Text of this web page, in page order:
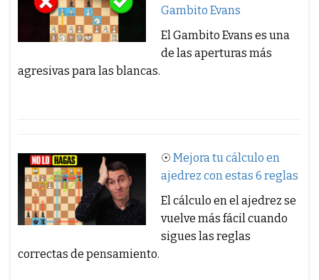
Gambito Evans
El Gambito Evans es una
de las aperturas más
agresivas para las blancas.
☉ Mejora tu cálculo en
ajedrez con estas 6 reglas
El cálculo en el ajedrez se
vuelve más fácil cuando
sigues las reglas
correctas de pensamiento.